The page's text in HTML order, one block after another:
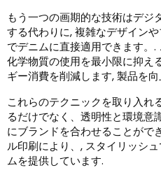
もう一つの画期的な技術はデジ
する代わりに, 複雑なデザイン
でデニムに直接適用できます。
化学物質の使用を最小限に抑え
ギー消費を削減します, 製品を
これらのテクニックを取り入れ
るだけでなく、透明性と環境意
にブランドを合わせることがで
ル印刷により、, スタイリッシ
ムを提供しています.